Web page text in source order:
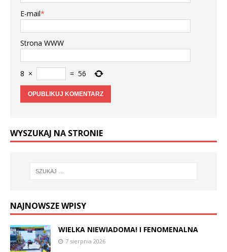
E-mail*
Strona WWW
8 × = 56
WYSZUKAJ NA STRONIE
NAJNOWSZE WPISY
WIELKA NIEWIADOMA! I FENOMENALNA
7 sierpnia 2026